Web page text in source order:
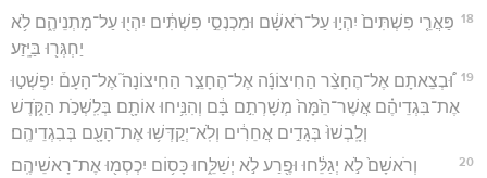
18 פַּאֲרֵ֤י פִשְׁתִּים֙ יִהְי֣וּ עַל־רֹאשָׁ֔ם וּמִכְנְסֵ֣י פִשְׁתִּ֔ים יִהְי֖וּ עַל־מָתְנֵיהֶ֑ם לֹ֥א
יַחְגְּר֖וּ בַּיָּֽזַע׃
19 וּ֠בְצֵאתָם אֶל־הֶחָצֵ֨ר הַחִיצוֹנָ֜ה אֶל־הֶחָצֵ֣ר הַחִיצוֹנָה֮ אֶל־הָעָם֒ יִפְשְׁט֣וּ
אֶת־בִּגְדֵיהֶ֗ם אֲשֶׁר־הֵ֙מָּה֙ מְשָׁרְתִ֣ם בָּ֔ם וְהִנִּ֥יחוּ אוֹתָ֖ם בְּלִֽשְׁכֹ֣ת הַקֹּ֑דֶשׁ
וְלָֽבְשׁוּ֙ בְּגָדִ֣ים אֲחֵרִ֔ים וְלֹֽא־יְקַדְּשׁ֥וּ אֶת־הָעָ֖ם בְּבִגְדֵיהֶֽם׃
20 וְרֹאשָׁם֙ לֹ֣א יְגַלֵּ֔חוּ וּפֶ֖רַע לֹ֣א יְשַׁלֵּ֑חוּ כָּס֥וֹם יִכְסְמ֖וּ אֶת־רָאשֵׁיהֶֽם׃